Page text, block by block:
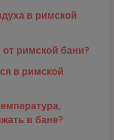
в римской
римской бани?
в римской
в бане?